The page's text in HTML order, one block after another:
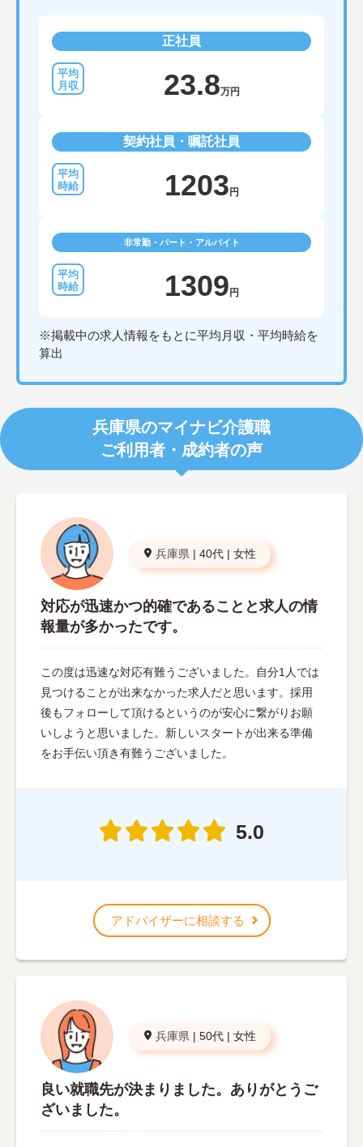
正社員
23.8万円
契約社員・嘱託社員
1203 円
非常勤・パート・アルバイト
1309 円
※掲載中の求人情報をもとに平均月収・平均時給を
算出
兵庫県のマイナビ介護職
ご利用者・成約者の声
兵庫県 | 40代 | 女性
対応が迅速かつ的確であることと求人の情
報量が多かったです。
この度は迅速な対応有難うございました。自分1人では
見つけることが出来なかった求人だと思います。採用
後もフォローして頂けるというのが安心に繋がりお願
いしようと思いました。新しいスタートが出来る準備
をお手伝い頂き有難うございました。
5.0
アドバイザーに相談する
兵庫県 | 50代 | 女性
良い就職先が決まりました。ありがとうご
ざいました。